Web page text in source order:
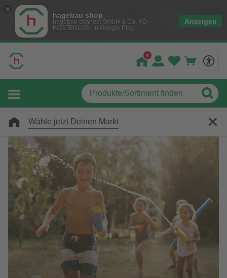
hagebau shop
hagebau connect GmbH & Co. KG
KOSTENLOS- In Google Play
Anzeigen
Wähle jetzt Deinen Markt